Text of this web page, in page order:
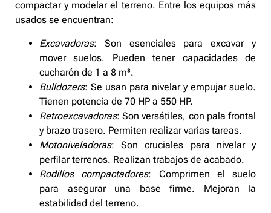
compactar y modelar el terreno. Entre los equipos más
usados se encuentran:
Excavadoras: Son esenciales para excavar y
mover suelos. Pueden tener capacidades de
cucharón de 1 a 8 m³.
Bulldozers: Se usan para nivelar y empujar suelo.
Tienen potencia de 70 HP a 550 HP.
Retroexcavadoras: Son versátiles, con pala frontal
y brazo trasero. Permiten realizar varias tareas.
Motoniveladoras: Son cruciales para nivelar y
perfilar terrenos. Realizan trabajos de acabado.
Rodillos compactadores: Comprimen el suelo
para asegurar una base firme. Mejoran la
estabilidad del terreno.